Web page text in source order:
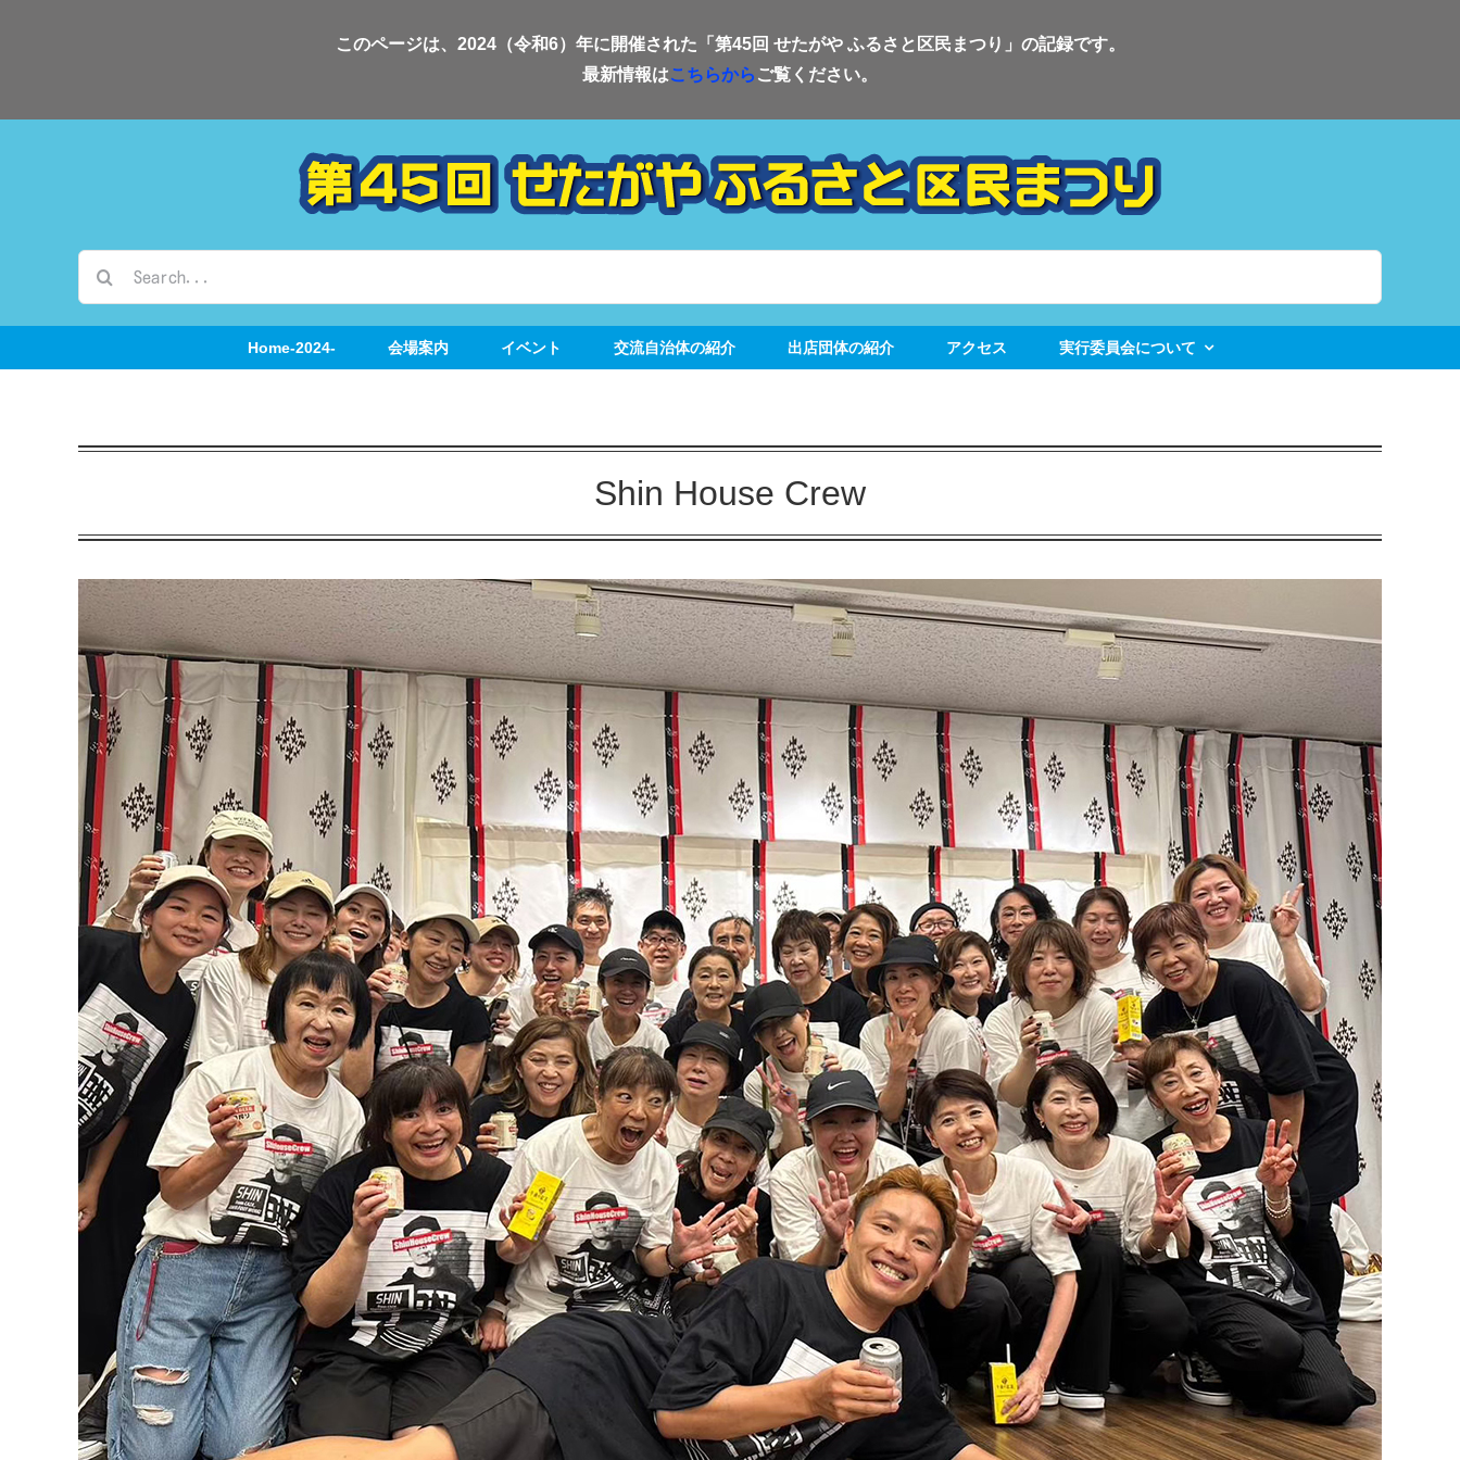
このページは、2024（令和6）年に開催された「第45回 せたがや ふるさと区民まつり」の記録です。
最新情報はこちらから ご覧ください。
…
Home-2024-
会場案内 イベント 交流自治体の紹介 出店団体の紹介 アクセス 実行委員会について
Shin House Crew